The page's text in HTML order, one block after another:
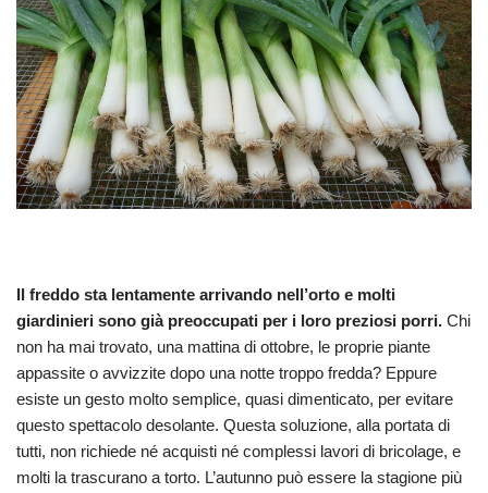
Il freddo sta lentamente arrivando nell’orto e molti
giardinieri sono già preoccupati per i loro preziosi porri. Chi
non ha mai trovato, una mattina di ottobre, le proprie piante
appassite o avvizzite dopo una notte troppo fredda? Eppure
esiste un gesto molto semplice, quasi dimenticato, per evitare
questo spettacolo desolante. Questa soluzione, alla portata di
tutti, non richiede né acquisti né complessi lavori di bricolage, e
molti la trascurano a torto. L’autunno può essere la stagione più